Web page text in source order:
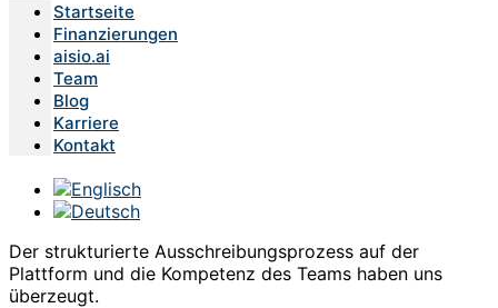
Startseite
Finanzierungen
aisio.ai
Team
Blog
Karriere
Kontakt
Der strukturierte Ausschreibungsprozess auf der
Plattform und die Kompetenz des Teams haben uns
überzeugt.